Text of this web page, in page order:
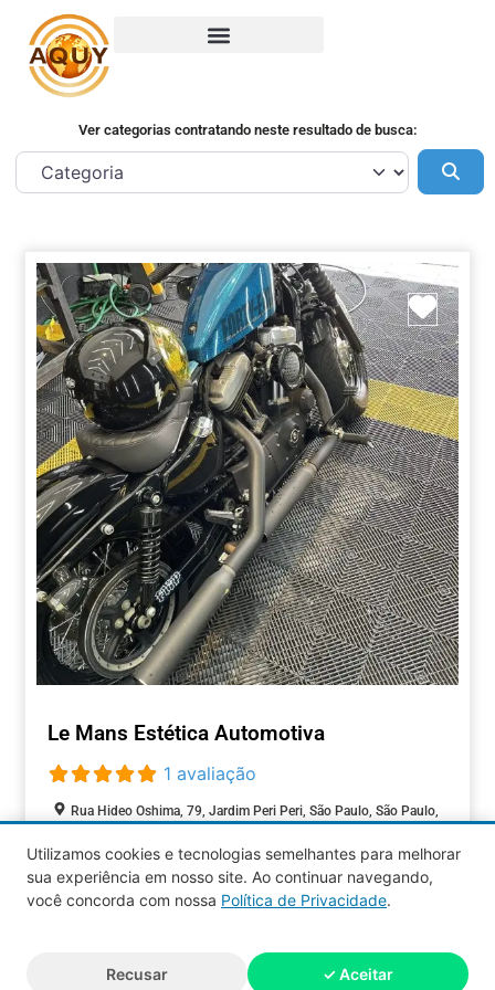
Ver categorias contratando neste resultado de busca:
Le Mans Estética Automotiva
1 avaliação
Rua Hideo Oshima, 79, Jardim Peri Peri, São Paulo, São Paulo,
AUTOMOTIVOS Closed today:
reservados.
Utilizamos cookies e tecnologias semelhantes para melhorar
sua experiência em nosso site. Ao continuar navegando,
você concorda com nossa Política de Privacidade.
Recusar ✓ Aceitar